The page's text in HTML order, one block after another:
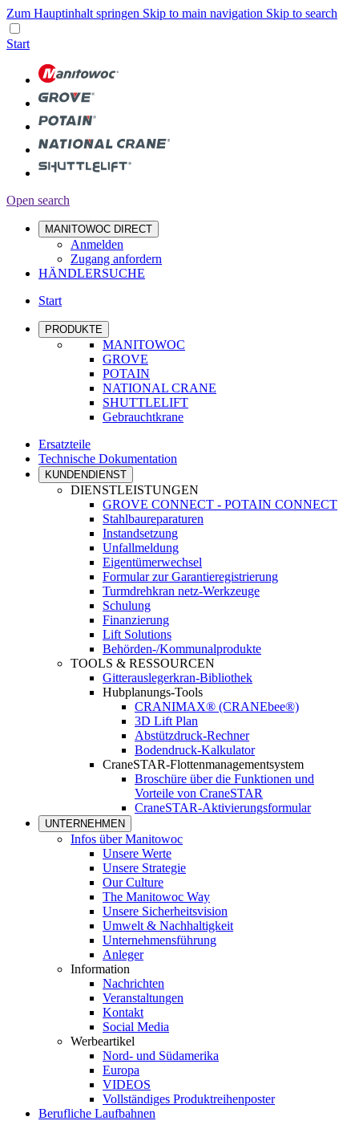
Zum Hauptinhalt springen Skip to main navigation Skip to search
Start
Open search
MANITOWOC DIRECT
Anmelden
Zugang anfordern
HÄNDLERSUCHE
Start
PRODUKTE
MANITOWOC
GROVE
POTAIN
NATIONAL CRANE
SHUTTLELIFT
Gebrauchtkrane
Ersatzteile
Technische Dokumentation
KUNDENDIENST
DIENSTLEISTUNGEN
GROVE CONNECT - POTAIN CONNECT
Stahlbaureparaturen
Instandsetzung
Unfallmeldung
Eigentümerwechsel
Formular zur Garantieregistrierung
Turmdrehkran netz-Werkzeuge
Schulung
Finanzierung
Lift Solutions
Behörden-/Kommunalprodukte
TOOLS & RESSOURCEN
Gitterauslegerkran-Bibliothek
Hubplanungs-Tools
CRANIMAX® (CRANEbee®)
3D Lift Plan
Abstützdruck-Rechner
Bodendruck-Kalkulator
CraneSTAR-Flottenmanagementsystem
Broschüre über die Funktionen und
Vorteile von CraneSTAR
CraneSTAR-Aktivierungsformular
UNTERNEHMEN
Infos über Manitowoc
Unsere Werte
Unsere Strategie
Our Culture
The Manitowoc Way
Unsere Sicherheitsvision
Umwelt & Nachhaltigkeit
Unternehmensführung
Anleger
Information
Nachrichten
Veranstaltungen
Kontakt
Social Media
Werbeartikel
Nord- und Südamerika
Europa
VIDEOS
Vollständiges Produktreihenposter
Berufliche Laufbahnen